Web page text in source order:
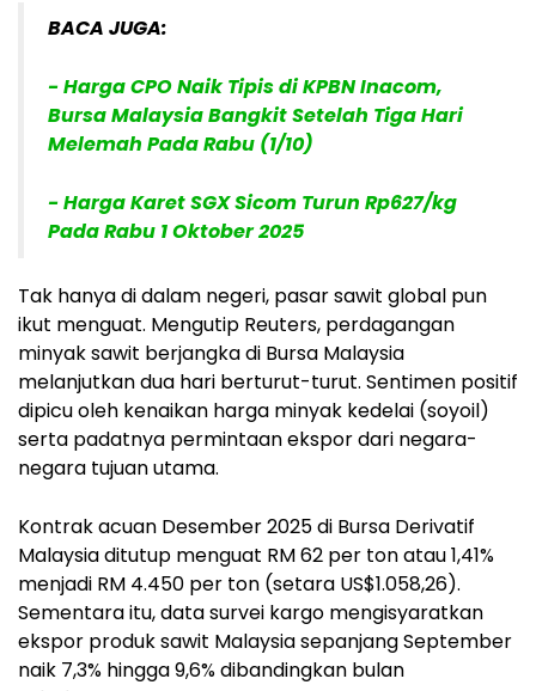
BACA JUGA:
- Harga CPO Naik Tipis di KPBN Inacom,
Bursa Malaysia Bangkit Setelah Tiga Hari
Melemah Pada Rabu (1/10)
- Harga Karet SGX Sicom Turun Rp627/kg
Pada Rabu 1 Oktober 2025
Tak hanya di dalam negeri, pasar sawit global pun
ikut menguat. Mengutip Reuters, perdagangan
minyak sawit berjangka di Bursa Malaysia
melanjutkan dua hari berturut-turut. Sentimen positif
dipicu oleh kenaikan harga minyak kedelai (soyoil)
serta padatnya permintaan ekspor dari negara-
negara tujuan utama.
Kontrak acuan Desember 2025 di Bursa Derivatif
Malaysia ditutup menguat RM 62 per ton atau 1,41%
menjadi RM 4.450 per ton (setara US$1.058,26).
Sementara itu, data survei kargo mengisyaratkan
ekspor produk sawit Malaysia sepanjang September
naik 7,3% hingga 9,6% dibandingkan bulan